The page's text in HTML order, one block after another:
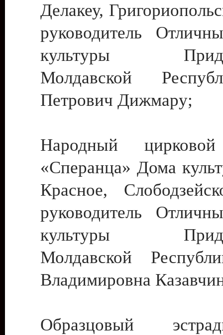
Делакеу,
руководитель
культуры
Молдавской
Петрович Дижмару;
Народный цирковой
«Сперанца» Дома
Красное,
руководитель
культуры
Молдавской
Владимировна
Образцовый